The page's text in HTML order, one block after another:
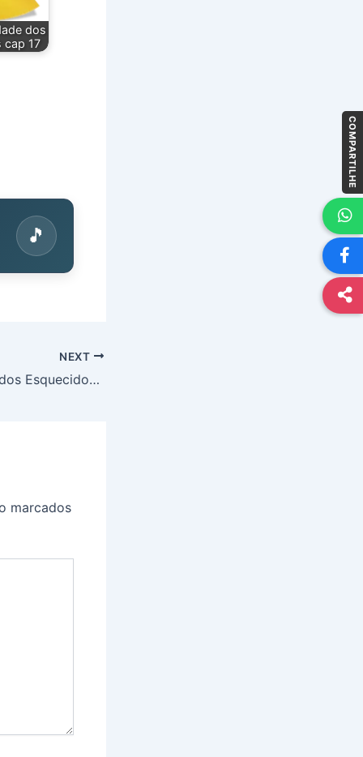
dos
cap 17
🎵
NEXT
Maya e a Cidade dos Esquecidos cap 17
marcados
COMPARTILHE